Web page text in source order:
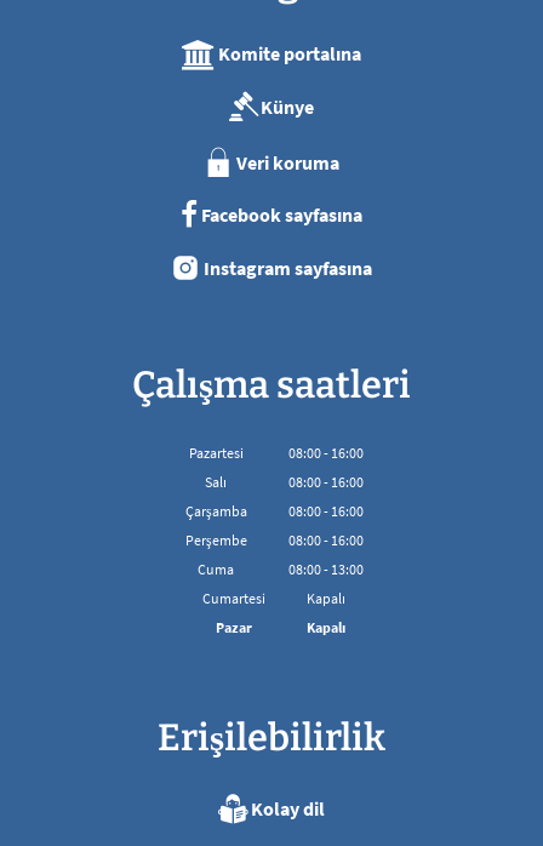
Komite portalına
Künye
Veri koruma
Facebook sayfasına
Instagram sayfasına
Çalışma saatleri
Pazartesi 08:00- 16:00
08:00'den 16:00'ya kadar
Salı 08:00- 16:00
08:00'den 16:00'ya kadar
Çarşamba 08:00- 16:00
08:00'den 16:00'ya kadar
Perşembe 08:00- 16:00
08:00'den 16:00'ya kadar
Cuma 08:00- 13:00
08:00 - 13:00 arası
Cumartesi
Kapalı
Pazar
Kapalı
Erişilebilirlik
Kolay dil